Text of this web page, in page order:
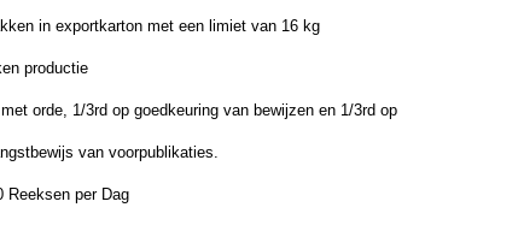
in exportkarton met een limiet van 16 kg
productie
orde, 1/3rd op goedkeuring van bewijzen en 1/3rd op
van voorpublikaties.
Reeksen per Dag